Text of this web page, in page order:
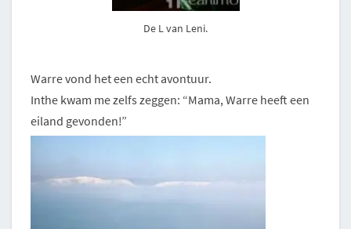
De L van Leni.
Warre vond het een echt avontuur.
Inthe kwam me zelfs zeggen: “Mama, Warre heeft een
eiland gevonden!”